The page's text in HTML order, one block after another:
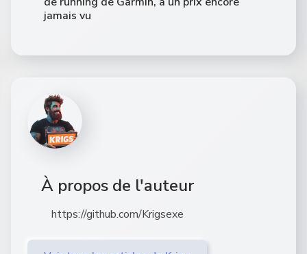
jamais vu
À propos de l'auteur
https://github.com/Krigsexe